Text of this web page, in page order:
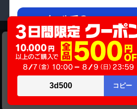
TOSHIBA PT45135DSFW
商品価格 41,580円 32,780
在庫がありませ
メールでの
お問い合わせはこちら
当サイトでは利用体験の向上およびコン
ラフィックの分析を目的としてCookieを
サイトの閲覧を継続された場合、
のといたします。
承諾する